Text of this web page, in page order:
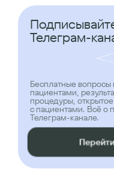
Телеграм-
Бесплатные вопросы
пациентами,
процедуры,
с пациентами. Всё о
Телеграм-канале.